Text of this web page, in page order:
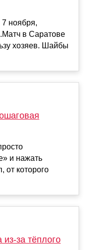
7 ноября,
в Саратове
хозяев. Шайбы
и нажать
от которого
за тёплого